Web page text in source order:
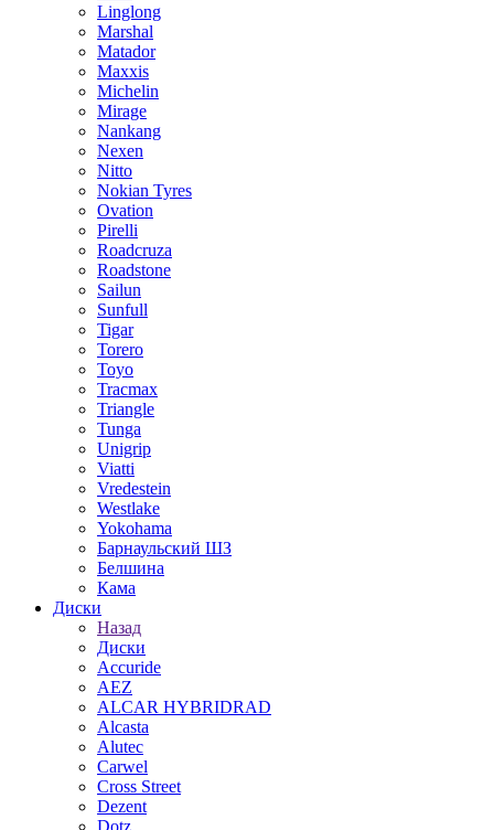
Linglong
Marshal
Matador
Maxxis
Michelin
Mirage
Nankang
Nexen
Nitto
Nokian Tyres
Ovation
Pirelli
Roadcruza
Roadstone
Sailun
Sunfull
Tigar
Torero
Toyo
Tracmax
Triangle
Tunga
Unigrip
Viatti
Vredestein
Westlake
Yokohama
Барнаульский ШЗ
Белшина
Кама
Диски
Назад
Диски
Accuride
AEZ
ALCAR HYBRIDRAD
Alcasta
Alutec
Carwel
Cross Street
Dezent
Dotz